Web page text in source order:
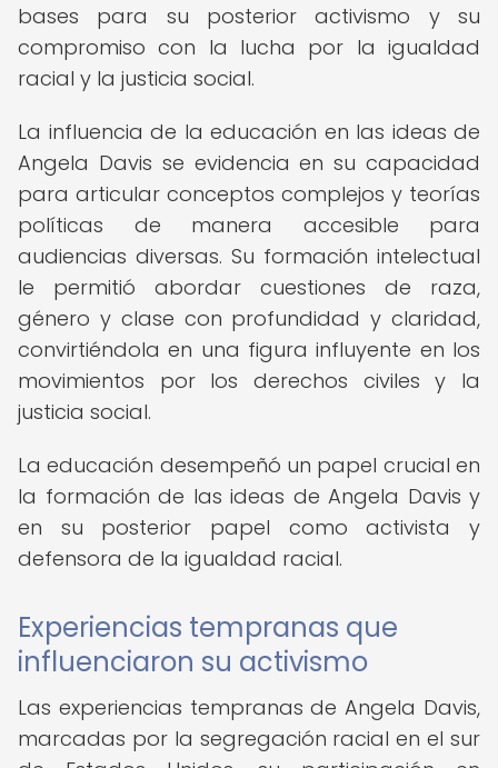
bases para su posterior activismo y su
compromiso con la lucha por la igualdad
racial y la justicia social.
La influencia de la educación en las ideas de
Angela Davis se evidencia en su capacidad
para articular conceptos complejos y teorías
políticas de manera accesible para
audiencias diversas. Su formación intelectual
le permitió abordar cuestiones de raza,
género y clase con profundidad y claridad,
convirtiéndola en una figura influyente en los
movimientos por los derechos civiles y la
justicia social.
La educación desempeñó un papel crucial en
la formación de las ideas de Angela Davis y
en su posterior papel como activista y
defensora de la igualdad racial.
Experiencias tempranas que
influenciaron su activismo
Las experiencias tempranas de Angela Davis,
marcadas por la segregación racial en el sur